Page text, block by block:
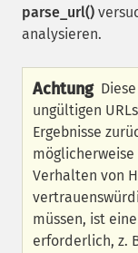
parse_url()
analysieren.
Achtung
ungültigen
Ergebnisse
Verhalten von
müssen, ist
erforderlich, z.